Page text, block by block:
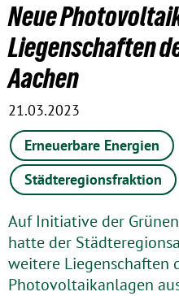
Neue
Liegenschaften
Aachen
21.03.2023
Erneuerbare Energien
Städteregionsfraktion
Auf Initiative der
hatte der
weitere Liegenschaften
Photovoltaikanlagen